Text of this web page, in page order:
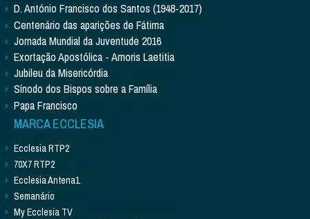
D. António Francisco dos Santos (1948-2017)
Centenário das aparições de Fátima
Jornada Mundial da Juventude 2016
Exortação Apostólica - Amoris Laetitia
Jubileu da Misericórdia
Sínodo dos Bispos sobre a Família
Papa Francisco
MARCA ECCLESIA
Ecclesia RTP2
70X7 RTP2
Ecclesia Antena1
Semanário
My Ecclesia TV